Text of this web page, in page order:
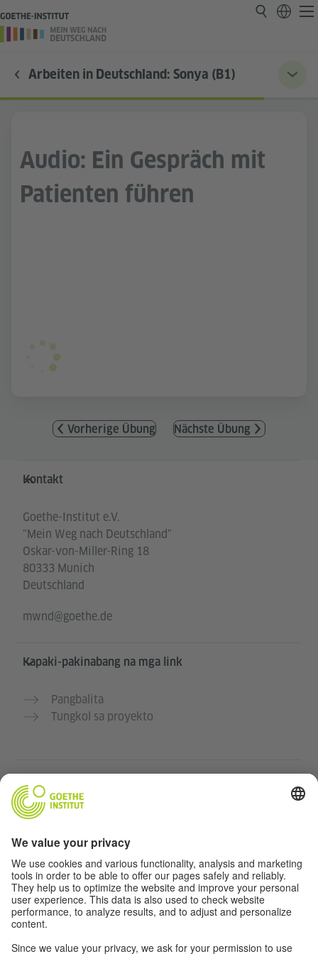
Arbeiten in Deutschland: Sonya (B1)
Audio: Ein Gespräch mit
Patienten führen
Vorherige Übung Nächste Übung
Service- und Informationsbereich
Kontakt
Goethe-Institut e.V.
"Mein Weg nach Deutschland"
Oskar-von-Miller-Ring 18
80333 Munich
Deutschland
mwnd@goethe.de
Kapaki-pakinabang na mga link
Pangbalita
Tungkol sa proyekto
Mga kursong Aleman ng Goethe-Institut
Portal para sa mga guro “Deutschstunde”
Pribasiya at Pag-accessibilidad